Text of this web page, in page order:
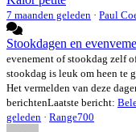
7 maanden geleden · Paul
Stookdagen en
evenement of stookdag zelf
stookdag is leuk om heen te
Het vermelden van deze
berichtenLaatste bericht:
geleden · Range700